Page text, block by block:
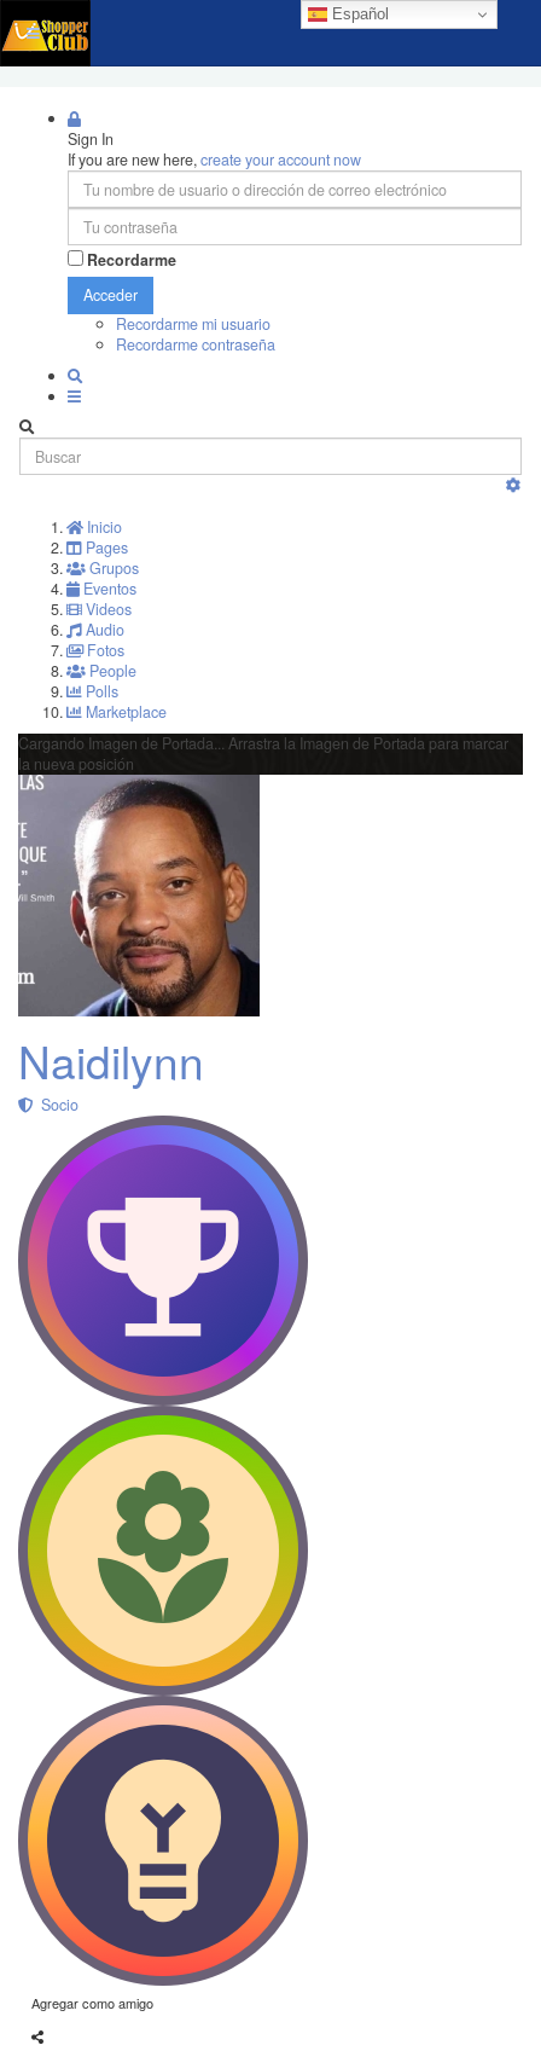
Español
Sign In
If you are new here,create your account now
Recordarme
Acceder
Recordarme mi usuario
Recordarme contraseña
Inicio
Pages
Grupos
Eventos
Videos
Audio
Fotos
People
Polls
Marketplace
Cargando Imagen de Portada...
Arrastra la Imagen de Portada para marcar
la nueva posición
Naidilynn
Socio
Agregar como amigo